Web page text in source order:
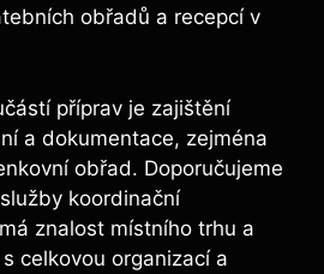
obřadů a recepcí v
příprav je zajištění
a dokumentace, zejména
obřad. Doporučujeme
koordinační
znalost místního trhu a
s celkovou organizací a